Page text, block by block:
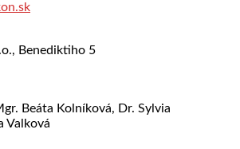
Benediktiho 5
Beáta Kolníková, Dr. Sylvia
Valková